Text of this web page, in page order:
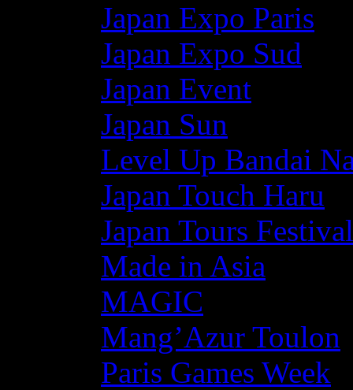
Japan Expo Paris
Japan Expo Sud
Japan Event
Japan Sun
Level Up Bandai
Japan Touch Haru
Japan Tours Festival
Made in Asia
MAGIC
Mang’Azur Toulon
Paris Games Week